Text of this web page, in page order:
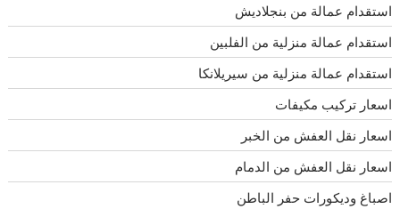
استقدام عمالة من بنجلاديش
استقدام عمالة منزلية من الفلبين
استقدام عمالة منزلية من سيريلانكا
اسعار تركيب مكيفات
اسعار نقل العفش من الخبر
اسعار نقل العفش من الدمام
اصباغ وديكورات حفر الباطن